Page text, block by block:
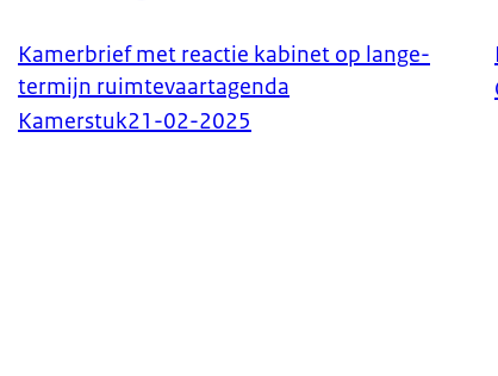
Kamerbrief met reactie kabinet op lange-
termijn ruimtevaartagenda
Kamerstuk21-02-2025